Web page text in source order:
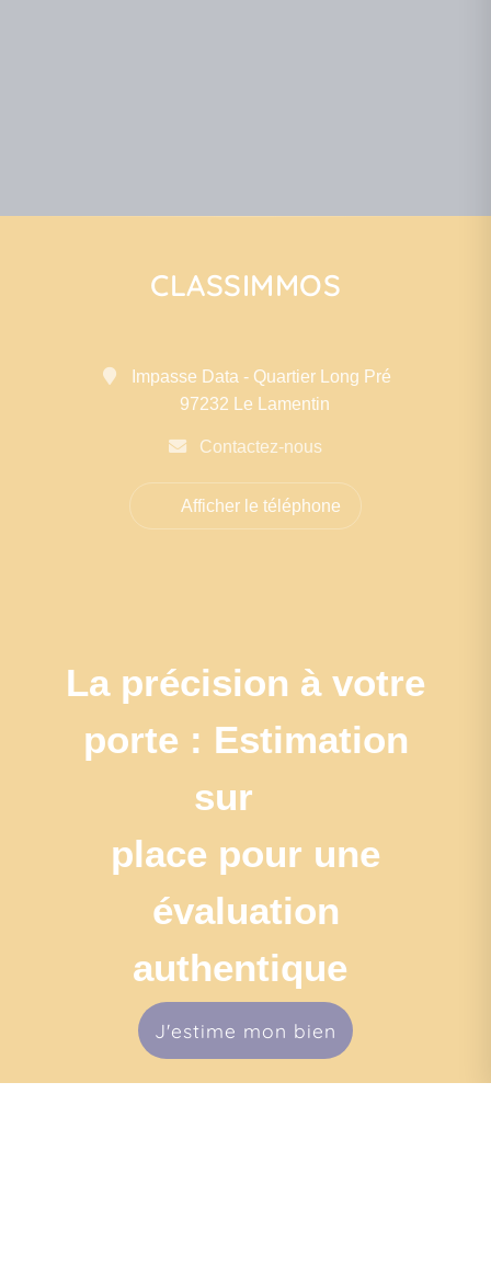
CLASSIMMOS
Impasse Data - Quartier Long Pré
97232 Le Lamentin
Contactez-nous
Afficher le téléphone
La précision à votre
porte : Estimation
sur
place pour une
évaluation
authentique
J'estime mon bien